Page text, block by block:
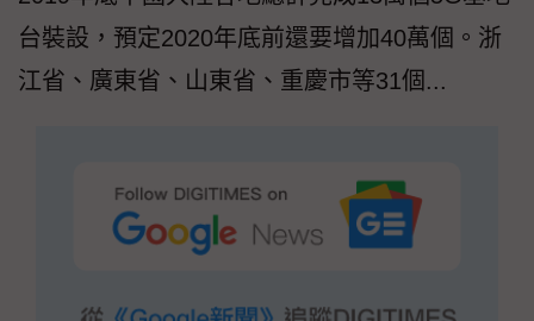
台裝設，預定2020年底前還要增加40萬個。浙
江省、廣東省、山東省、重慶市等31個...